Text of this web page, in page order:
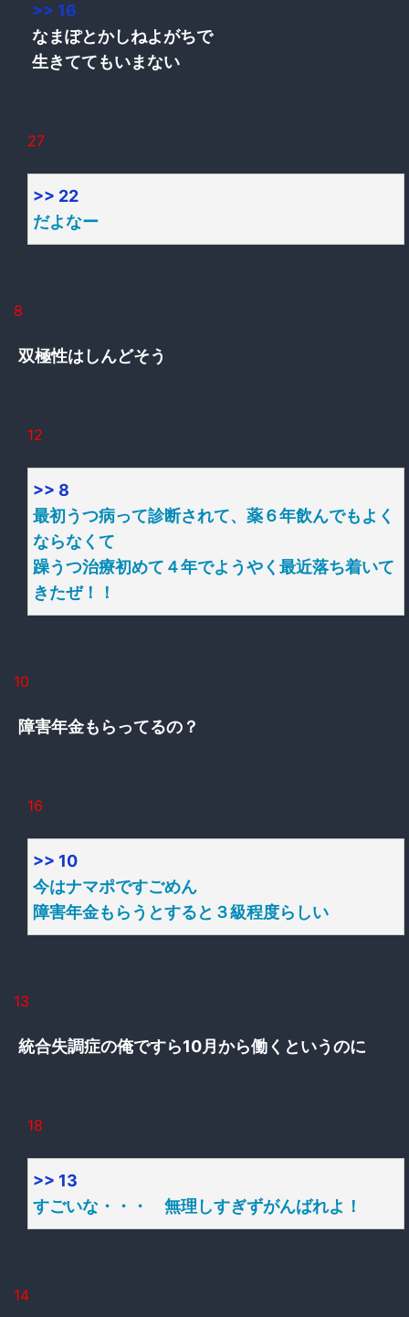
>> 16
なまぽとかしねよがちで
生きててもいまない
27
>> 22
だよなー
8
双極性はしんどそう
12
>> 8
最初うつ病って診断されて、薬６年飲んでもよく
ならなくて
躁うつ治療初めて４年でようやく最近落ち着いて
きたぜ！！
10
障害年金もらってるの？
16
>> 10
今はナマポですごめん
障害年金もらうとすると３級程度らしい
13
統合失調症の俺ですら10月から働くというのに
18
>> 13
すごいな・・・ 無理しすぎずがんばれよ！
14